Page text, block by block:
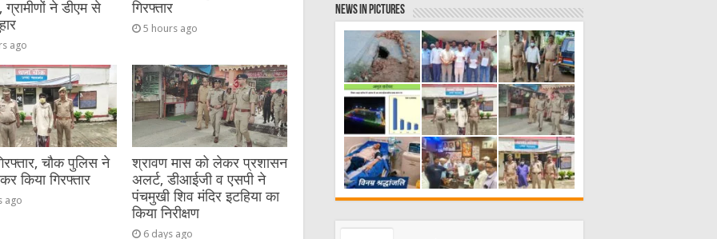
ग्रामीणों ने डीएम से
ago
गिरफ्तार
5 hours ago
चौक पुलिस ने
किया गिरफ्तार
ago
श्रावण मास को लेकर प्रशासन
अलर्ट, डीआईजी व एसपी ने
पंचमुखी शिव मंदिर इटहिया का
किया निरीक्षण
6 days ago
News in Pictures